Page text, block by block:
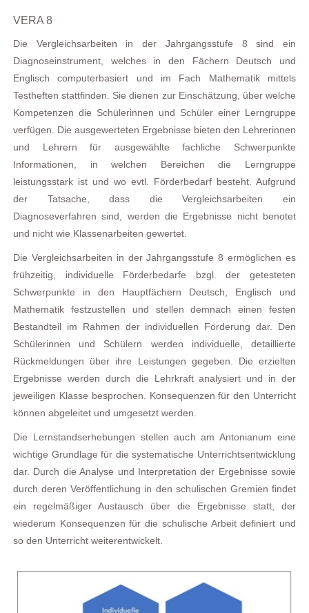
VERA 8
Die Vergleichsarbeiten in der Jahrgangsstufe 8 sind ein
Diagnoseinstrument, welches in den Fächern Deutsch und
Englisch computerbasiert und im Fach Mathematik mittels
Testheften stattfinden. Sie dienen zur Einschätzung, über welche
Kompetenzen die Schülerinnen und Schüler einer Lerngruppe
verfügen. Die ausgewerteten Ergebnisse bieten den Lehrerinnen
und Lehrern für ausgewählte fachliche Schwerpunkte
Informationen, in welchen Bereichen die Lerngruppe
leistungsstark ist und wo evtl. Förderbedarf besteht. Aufgrund
der Tatsache, dass die Vergleichsarbeiten ein
Diagnoseverfahren sind, werden die Ergebnisse nicht benotet
und nicht wie Klassenarbeiten gewertet.
Die Vergleichsarbeiten in der Jahrgangsstufe 8 ermöglichen es
frühzeitig, individuelle Förderbedarfe bzgl. der getesteten
Schwerpunkte in den Hauptfächern Deutsch, Englisch und
Mathematik festzustellen und stellen demnach einen festen
Bestandteil im Rahmen der individuellen Förderung dar. Den
Schülerinnen und Schülern werden individuelle, detaillierte
Rückmeldungen über ihre Leistungen gegeben. Die erzielten
Ergebnisse werden durch die Lehrkraft analysiert und in der
jeweiligen Klasse besprochen. Konsequenzen für den Unterricht
können abgeleitet und umgesetzt werden.
Die Lernstandserhebungen stellen auch am Antonianum eine
wichtige Grundlage für die systematische Unterrichtsentwicklung
dar. Durch die Analyse und Interpretation der Ergebnisse sowie
durch deren Veröffentlichung in den schulischen Gremien findet
ein regelmäßiger Austausch über die Ergebnisse statt, der
wiederum Konsequenzen für die schulische Arbeit definiert und
so den Unterricht weiterentwickelt.